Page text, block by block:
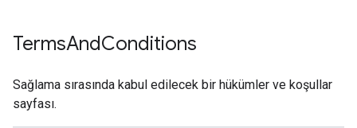
TermsAndConditions
Sağlama sırasında kabul edilecek bir hükümler ve koşullar
sayfası.